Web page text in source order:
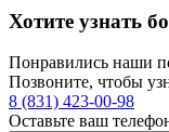
Хотите узнать
Понравились наши
Позвоните, чтобы
8 (831) 423-00-98
Оставьте ваш